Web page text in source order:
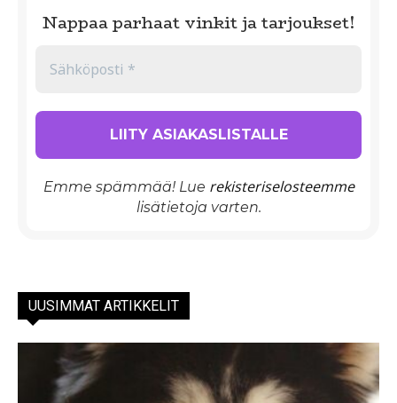
Nappaa parhaat vinkit ja tarjoukset!
Emme spämmää! Lue rekisteriselosteemme
lisätietoja varten.
UUSIMMAT ARTIKKELIT